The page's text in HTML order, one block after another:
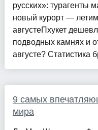
русских»: турагенты
новый курорт —
августеПхукет
подводных камнях и
августе? Статистика
9 самых
мира